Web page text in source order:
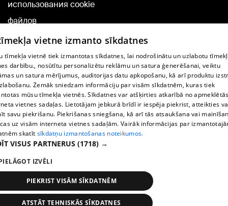
использования cookie
файлов
Добавление
комментариев
TВ-программа
Условия договора
360 Ziņu kontakti
Helio Media
Служба помощи портала: э-почта -
All rights reserved.
vietne izmanto sīkdatnes
tīmekļa vietnē tiek izmantotas sīkdatnes, lai nodrošinātu un uzlabotu
darbību., nosūtītu personalizētu reklāmu un satura ģenerēšanai, veiktu
un satura mērījumus, auditorijas datu apkopošanu, kā arī produktu
Zemāk sniedzam informāciju par visām sīkdatnēm, kuras tiek
mūsu tīmekļa vietnēs. Sīkdatnes var atšķirties atkarībā no
vietnes sadaļas. Lietotājam jebkurā brīdī ir iespēja piekrist, atteikties
savu piekrišanu. Piekrišanas sniegšana, kā arī tās atsaukšana vai
uz visām interneta vietnes sadaļām. Vairāk informācijas par
skatīt sīkdatņu izmantošanas noteikumos.
VISUS PARTNERUS (1718) →
IZVĒLI
PIEKRIST VISĀM SĪKDATNĒM
ATSTĀT TEHNISKĀS SĪKDATNES